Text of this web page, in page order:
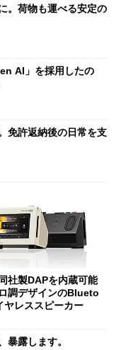
。荷物も運べる安定の
AI」を採用したの
免許返納後の日常を支
社製DAPを内蔵可能
調デザインのBlueto
ヤレススピーカー
暴露します。